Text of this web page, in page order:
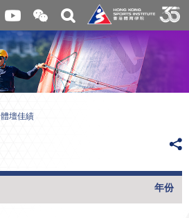
開
合
微
信
二
維
碼
關
搜
尋
體壇佳績
年份